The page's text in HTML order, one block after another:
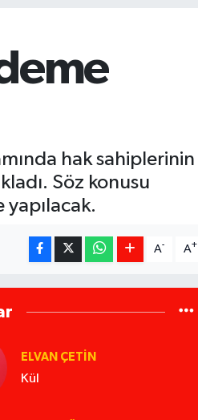
hak sahiplerinin
Söz konusu
yapılacak.
A- A+
ELVAN ÇETIN
Kül